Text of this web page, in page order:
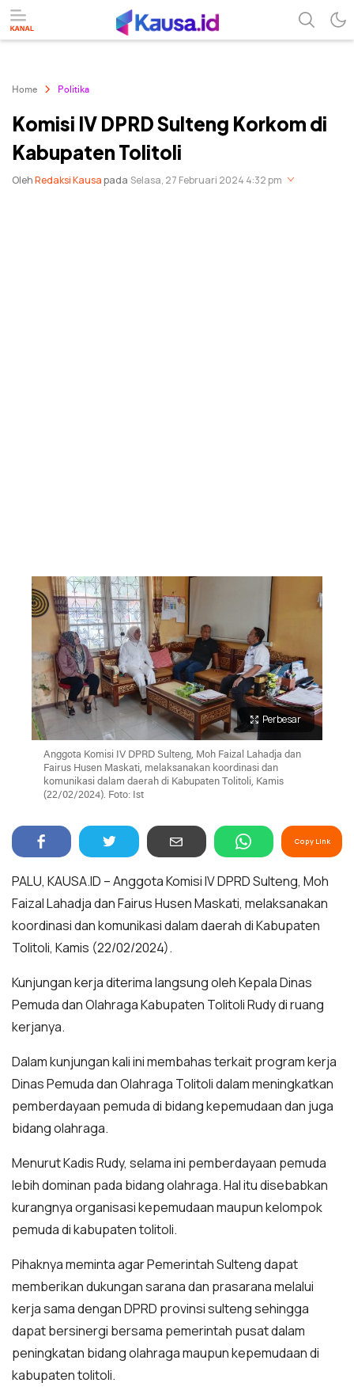
Home Politika
Komisi IV DPRD Sulteng Korkom di
Kabupaten Tolitoli
OlehRedaksi Kausapada Selasa, 27 Februari 2024 4:32 pm
Perbesar
Anggota Komisi IV DPRD Sulteng, Moh Faizal Lahadja dan
Fairus Husen Maskati, melaksanakan koordinasi dan
komunikasi dalam daerah di Kabupaten Tolitoli, Kamis
(22/02/2024). Foto: Ist
Copy Link
PALU, KAUSA.ID – Anggota Komisi IV DPRD Sulteng, Moh
Faizal Lahadja dan Fairus Husen Maskati, melaksanakan
koordinasi dan komunikasi dalam daerah di Kabupaten
Tolitoli, Kamis (22/02/2024).
Kunjungan kerja diterima langsung oleh Kepala Dinas
Pemuda dan Olahraga Kabupaten Tolitoli Rudy di ruang
kerjanya.
Dalam kunjungan kali ini membahas terkait program kerja
Dinas Pemuda dan Olahraga Tolitoli dalam meningkatkan
pemberdayaan pemuda di bidang kepemudaan dan juga
bidang olahraga.
Menurut Kadis Rudy, selama ini pemberdayaan pemuda
lebih dominan pada bidang olahraga. Hal itu disebabkan
kurangnya organisasi kepemudaan maupun kelompok
pemuda di kabupaten tolitoli.
Pihaknya meminta agar Pemerintah Sulteng dapat
memberikan dukungan sarana dan prasarana melalui
kerja sama dengan DPRD provinsi sulteng sehingga
dapat bersinergi bersama pemerintah pusat dalam
peningkatan bidang olahraga maupun kepemudaan di
kabupaten tolitoli.